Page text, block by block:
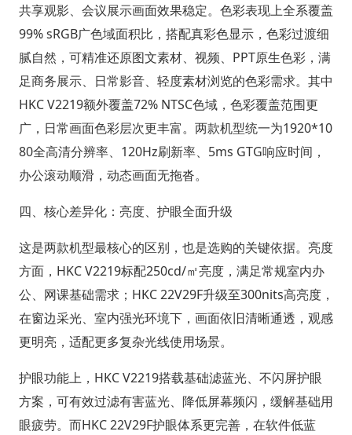
共享观影、会议展示画面效果稳定。色彩表现上全系覆盖
99% sRGB广色域面积比，搭配真彩色显示，色彩过渡细
腻自然，可精准还原图文素材、视频、PPT原生色彩，满
足商务展示、日常影音、轻度素材浏览的色彩需求。其中
HKC V2219额外覆盖72% NTSC色域，色彩覆盖范围更
广，日常画面色彩层次更丰富。两款机型统一为1920*10
80全高清分辨率、120Hz刷新率、5ms GTG响应时间，
办公滚动顺滑，动态画面无拖沓。
四、核心差异化：亮度、护眼全面升级
这是两款机型最核心的区别，也是选购的关键依据。亮度
方面，HKC V2219标配250cd/㎡亮度，满足常规室内办
公、网课基础需求；HKC 22V29F升级至300nits高亮度，
在窗边采光、室内强光环境下，画面依旧清晰通透，观感
更明亮，适配更多复杂光线使用场景。
护眼功能上，HKC V2219搭载基础滤蓝光、不闪屏护眼
方案，可有效过滤有害蓝光、降低屏幕频闪，缓解基础用
眼疲劳。而HKC 22V29F护眼体系更完善，在软件低蓝